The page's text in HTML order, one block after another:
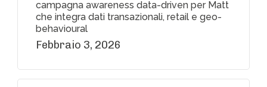
campagna awareness data-driven per Matt
che integra dati transazionali, retail e geo-
behavioural
Febbraio 3, 2026